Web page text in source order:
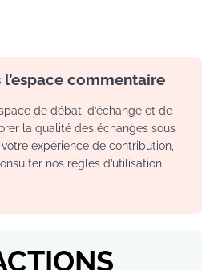
commentaire
de débat, d’échange et de
la qualité des échanges sous
expérience de contribution,
nos règles d’utilisation.